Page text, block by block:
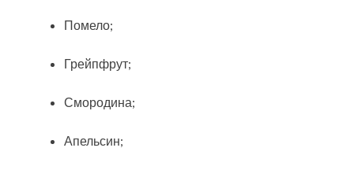
Помело;
Грейпфрут;
Смородина;
Апельсин;